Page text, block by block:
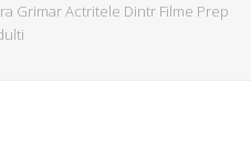
Grimar Actritele Dintr Filme Prep